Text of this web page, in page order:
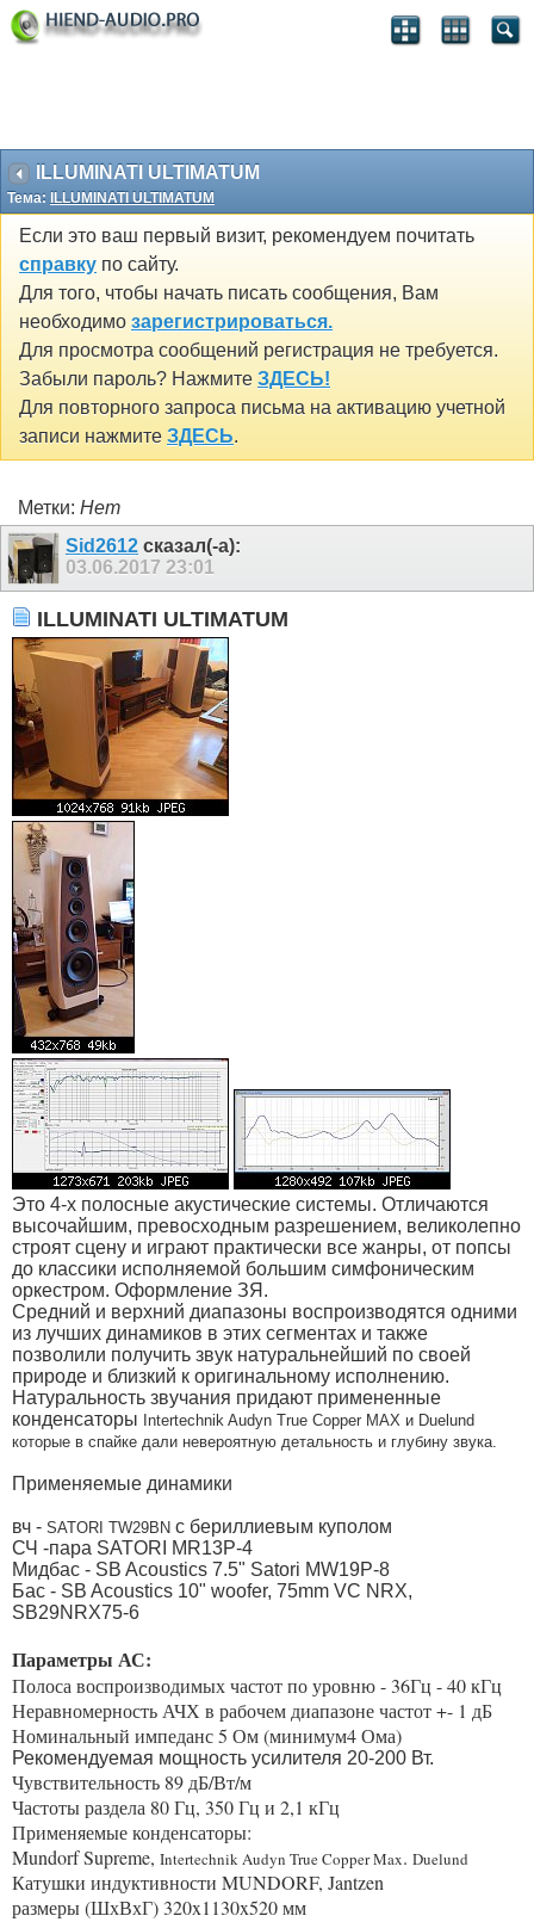
ILLUMINATI ULTIMATUM
Тема: ILLUMINATI ULTIMATUM
Если это ваш первый визит, рекомендуем почитать
справку по сайту.
Для того, чтобы начать писать сообщения, Вам
необходимо зарегистрироваться.
Для просмотра сообщений регистрация не требуется.
Забыли пароль? Нажмите ЗДЕСЬ!
Для повторного запроса письма на активацию учетной
записи нажмите ЗДЕСЬ.
Метки: Нет
Sid2612 сказал(-а):
03.06.2017 23:01
ILLUMINATI ULTIMATUM
Это 4-х полосные акустические системы. Отличаются
высочайшим, превосходным разрешением, великолепно
строят сцену и играют практически все жанры, от попсы
до классики исполняемой большим симфоническим
оркестром. Оформление ЗЯ.
Средний и верхний диапазоны воспроизводятся одними
из лучших динамиков в этих сегментах и также
позволили получить звук натуральнейший по своей
природе и близкий к оригинальному исполнению.
Натуральность звучания придают примененные
конденсаторы Intertechnik Audyn True Copper MAX и Duelund
которые в спайке дали невероятную детальность и глубину звука.
Применяемые динамики
вч - SATORI TW29BN с бериллиевым куполом
СЧ -пара SATORI MR13P-4
Мидбас - SB Acoustics 7.5" Satori MW19P-8
Бас - SB Acoustics 10" woofer, 75mm VC NRX,
SB29NRX75-6
Параметры АС:
Полоса воспроизводимых частот по уровню - 36Гц - 40 кГц
Неравномерность АЧХ в рабочем диапазоне частот +- 1 дБ
Номинальный импеданс 5 Ом (минимум4 Ома)
Рекомендуемая мощность усилителя 20-200 Вт.
Чувствительность 89 дБ/Вт/м
Частоты раздела 80 Гц, 350 Гц и 2,1 кГц
Применяемые конденсаторы:
Mundorf Supreme, Intertechnik Audyn True Copper Max. Duelund
Катушки индуктивности MUNDORF, Jantzen
размеры (ШхВхГ) 320x1130x520 мм